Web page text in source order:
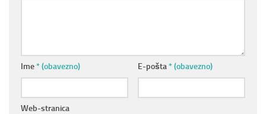
Ime* (obavezno) E-pošta* (obavezno)
Web-stranica